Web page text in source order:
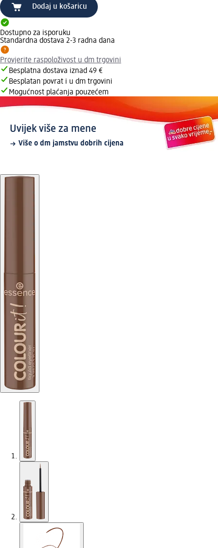
Dodaj u košaricu
Dostupno za isporuku
Standardna dostava 2-3 radna dana
Provjerite raspoloživost u dm trgovini
Besplatna dostava iznad 49 €
Besplatan povrat i u dm trgovini
Mogućnost plaćanja pouzećem
Uvijek više za mene
Više o dm jamstvu dobrih cijena